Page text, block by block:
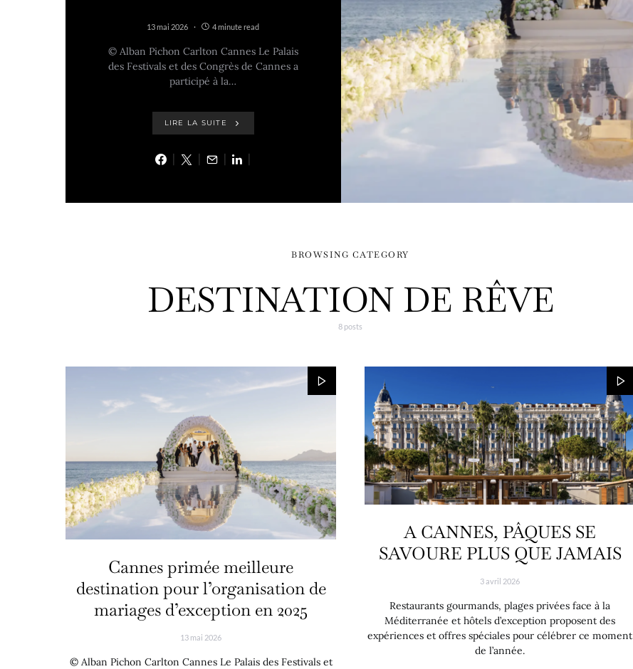
13 mai 2026 4 minute read
© Alban Pichon Carlton Cannes Le Palais
des Festivals et des Congrès de Cannes a
participé à la…
LIRE LA SUITE
BROWSING CATEGORY
DESTINATION DE RÊVE
8 posts
Cannes primée meilleure
destination pour l’organisation de
mariages d’exception en 2025
13 mai 2026
© Alban Pichon Carlton Cannes Le Palais des Festivals et
A CANNES, PÂQUES SE
SAVOURE PLUS QUE JAMAIS
3 avril 2026
Restaurants gourmands, plages privées face à la
Méditerranée et hôtels d’exception proposent des
expériences et offres spéciales pour célébrer ce moment
de l’année.